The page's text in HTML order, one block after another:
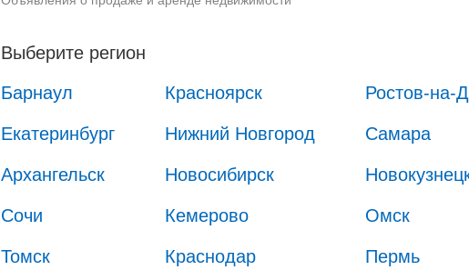
Выберите регион
Барнаул
Красноярск Ростов-на-
Екатеринбург Нижний Новгород Самара
Архангельск Новосибирск
Сочи Кемерово Омск
Томск Краснодар Пермь